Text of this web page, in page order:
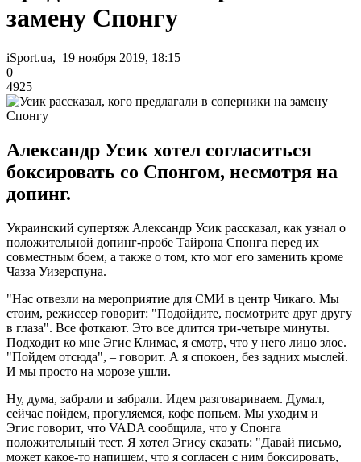
замену Спонгу
iSport.ua, 19 ноября 2019, 18:15
0
4925
Александр Усик хотел согласиться
боксировать со Спонгом, несмотря на
допинг.
Украинский супертяж Александр Усик рассказал, как узнал о
положительной допинг-пробе Тайрона Спонга перед их
совместным боем, а также о том, кто мог его заменить кроме
Чазза Уизерспуна.
"Нас отвезли на мероприятие для СМИ в центр Чикаго. Мы
стоим, режиссер говорит: "Подойдите, посмотрите друг другу
в глаза". Все фоткают. Это все длится три-четыре минуты.
Подходит ко мне Эгис Климас, я смотр, что у него лицо злое.
"Пойдем отсюда", – говорит. А я спокоен, без задних мыслей.
И мы просто на морозе ушли.
Ну, дума, забрали и забрали. Идем разговариваем. Думал,
сейчас пойдем, прогуляемся, кофе попьем. Мы уходим и
Эгис говорит, что VADA сообщила, что у Спонга
положительный тест. Я хотел Эгису сказать: "Давай письмо,
может какое-то напишем, что я согласен с ним боксировать,